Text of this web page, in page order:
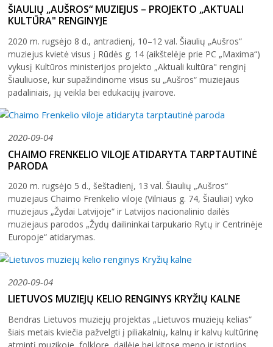
ŠIAULIŲ „AUŠROS“ MUZIEJUS – PROJEKTO „AKTUALI
KULTŪRA" RENGINYJE
2020 m. rugsėjo 8 d., antradienį, 10–12 val. Šiaulių „Aušros“
muziejus kvietė visus į Rūdės g. 14 (aikštelėje prie PC „Maxima“)
vykusį Kultūros ministerijos projekto „Aktuali kultūra" renginį
Šiauliuose, kur supažindinome visus su „Aušros“ muziejaus
padaliniais, jų veikla bei edukacijų įvairove.
2020-09-04
CHAIMO FRENKELIO VILOJE ATIDARYTA TARPTAUTINĖ
PARODA
2020 m. rugsėjo 5 d., šeštadienį, 13 val. Šiaulių „Aušros“
muziejaus Chaimo Frenkelio viloje (Vilniaus g. 74, Šiauliai) vyko
muziejaus „Žydai Latvijoje“ ir Latvijos nacionalinio dailės
muziejaus parodos „Žydų dailininkai tarpukario Rytų ir Centrinėje
Europoje“ atidarymas.
2020-09-04
LIETUVOS MUZIEJŲ KELIO RENGINYS KRYŽIŲ KALNE
Bendras Lietuvos muziejų projektas „Lietuvos muziejų kelias“
šiais metais kviečia pažvelgti į piliakalnių, kalnų ir kalvų kultūrinę